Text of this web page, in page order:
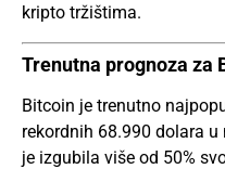
kripto tržištima.
Trenutna prognoza za
Bitcoin je trenutno
rekordnih 68.990 dolara
je izgubila više od 50%